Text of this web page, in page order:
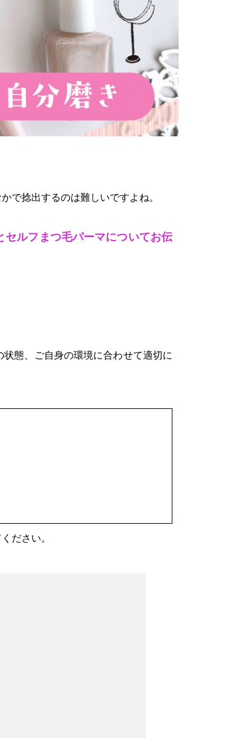
で捻出するのは難しいですよね。
ルフまつ毛パーマについてお伝
態、ご自身の環境に合わせて適切に
ださい。